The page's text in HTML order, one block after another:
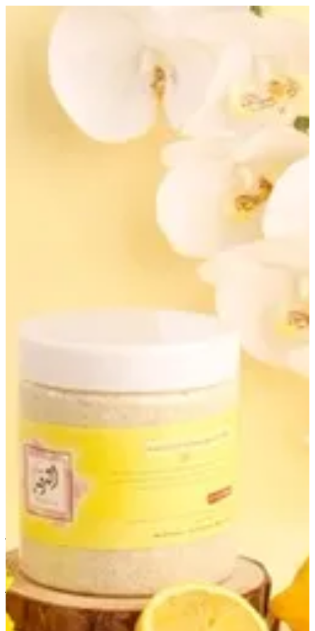
Creamy lemon scrub
سنفرة الليمون والكركم الكريميه مصنوعه من الحليب وعصير
الليمون الفريش والكركم العضوي تحتوي على خلاصات مركزه
واحماض الفواكه لتقشير سطح الجلد بشكل خفيف وتعمل على تفتيح
البشره بشكل ملحوظ وتوحيد اللون ومعالجة الاسمرار طريقة
الاستخدام : تستخدم على بشره جافه ك ماسك لمدة ١٠ دقائق او
على بشره رطبه وتترك ٥ الى ١٠ دقائق ثم تغسل .
KWD 10
Creamy lemon scrub | Altarfa